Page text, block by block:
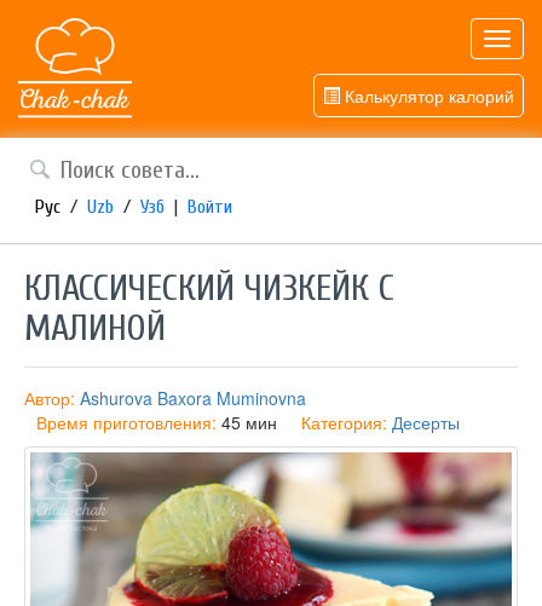
Калькулятор калорий
Рус / Uzb / Узб | Войти
КЛАССИЧЕСКИЙ ЧИЗКЕЙК С
МАЛИНОЙ
Автор: Ashurova Baxora Muminovna
Время приготовления: 45 мин Категория: Десерты